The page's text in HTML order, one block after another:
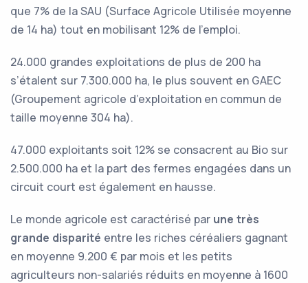
que 7% de la SAU (Surface Agricole Utilisée moyenne
de 14 ha) tout en mobilisant 12% de l’emploi.
24.000 grandes exploitations de plus de 200 ha
s’étalent sur 7.300.000 ha, le plus souvent en GAEC
(Groupement agricole d’exploitation en commun de
taille moyenne 304 ha).
47.000 exploitants soit 12% se consacrent au Bio sur
2.500.000 ha et la part des fermes engagées dans un
circuit court est également en hausse.
Le monde agricole est caractérisé par une très
grande disparité entre les riches céréaliers gagnant
en moyenne 9.200 € par mois et les petits
agriculteurs non-salariés réduits en moyenne à 1600